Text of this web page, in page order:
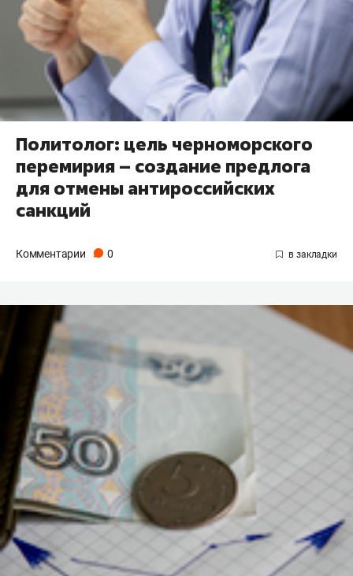
Политолог: цель черноморского
перемирия – создание предлога
для отмены антироссийских
санкций
Комментарии 0